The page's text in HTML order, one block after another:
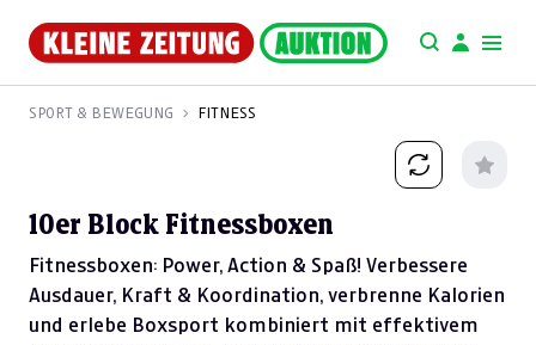
SPORT & BEWEGUNG FITNESS
10er Block Fitnessboxen
Fitnessboxen: Power, Action & Spaß! Verbessere
Ausdauer, Kraft & Koordination, verbrenne Kalorien
und erlebe Boxsport kombiniert mit effektivem